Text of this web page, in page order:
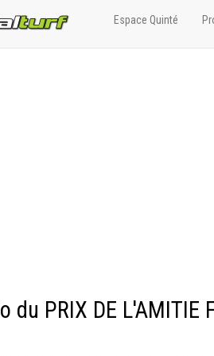
du PRIX DE L'AMITIE
Espace Quinté